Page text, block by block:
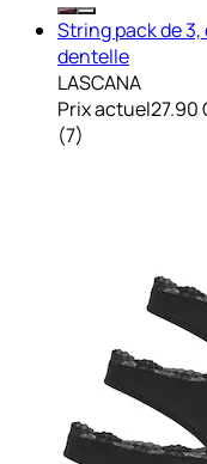
String pack de
dentelle
LASCANA
Prix actuel27.90
(7)